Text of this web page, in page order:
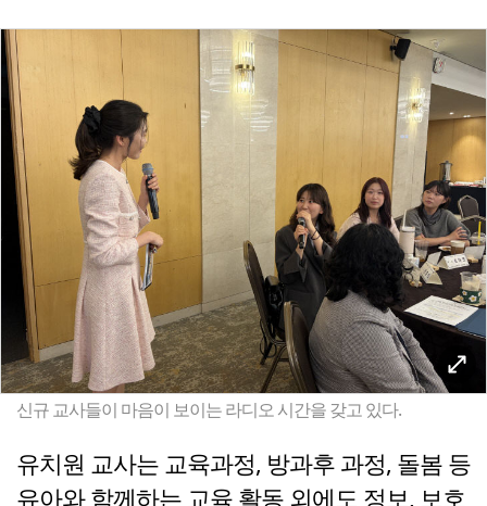
신규 교사들이 마음이 보이는 라디오 시간을 갖고 있다.
유치원 교사는 교육과정, 방과후 과정, 돌봄 등
유아와 함께하는 교육 활동 외에도 정보, 보호